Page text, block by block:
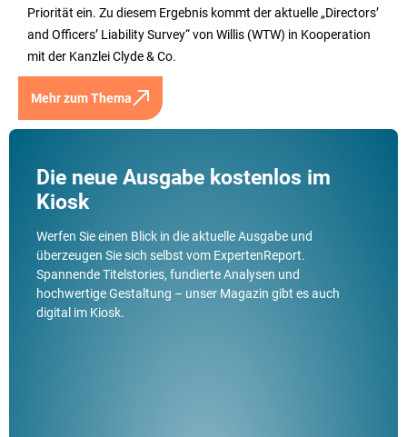
Priorität ein. Zu diesem Ergebnis kommt der aktuelle „Directors’
and Officers’ Liability Survey“ von Willis (WTW) in Kooperation
mit der Kanzlei Clyde & Co.
Mehr zum Thema
Die neue Ausgabe kostenlos im
Kiosk
Werfen Sie einen Blick in die aktuelle Ausgabe und
überzeugen Sie sich selbst vom ExpertenReport.
Spannende Titelstories, fundierte Analysen und
hochwertige Gestaltung – unser Magazin gibt es auch
digital im Kiosk.